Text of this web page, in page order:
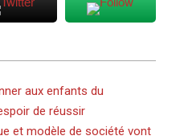
aux enfants du
de réussir
et modèle de société vont